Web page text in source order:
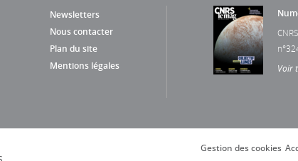
Newsletters
Nous contacter
Plan du site
Mentions légales
Voir
Gestion des cookies